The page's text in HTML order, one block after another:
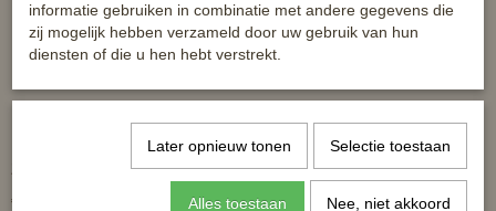
Zadeldek Champ
€ 26,95
Shetland zadeldek Pink Flower
€ 27,95
informatie gebruiken in combinatie met andere gegevens die
zij mogelijk hebben verzameld door uw gebruik van hun
diensten of die u hen hebt verstrekt.
Later opnieuw tonen Selectie toestaan
Alles toestaan Nee, niet akkoord